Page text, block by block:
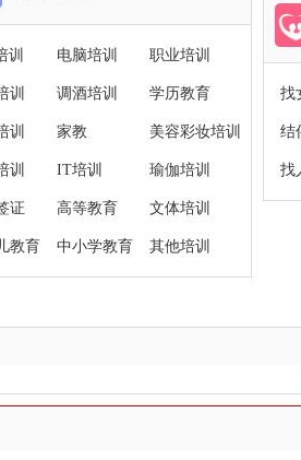
训 电脑培训 职业培训
训 调酒培训 学历教育
训 家教 美容彩妆培训
训 IT培训 瑜伽培训
证 高等教育 文体培训
教育 中小学教育 其他培训
找
结
找